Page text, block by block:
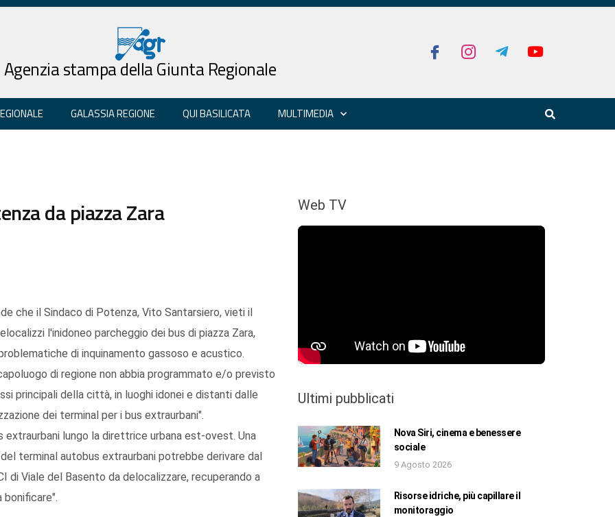
Agenzia stampa della Giunta Regionale
GALASSIA REGIONE QUI BASILICATA MULTIMEDIA
da piazza Zara
che il Sindaco di Potenza, Vito Santarsiero, vieti il
l'inidoneo parcheggio dei bus di piazza Zara,
di inquinamento gassoso e acustico.
di regione non abbia programmato e/o previsto
principali della città, in luoghi idonei e distanti dalle
dei terminal per i bus extraurbani".
lungo la direttrice urbana est-ovest. Una
terminal autobus extraurbani potrebbe derivare dal
di Viale del Basento da delocalizzare, recuperando a
bonificare".
Web TV
Ultimi pubblicati
Nova Siri, cinema e benessere
sociale
9 Agosto 2026
Risorse idriche, più capillare il
monitoraggio